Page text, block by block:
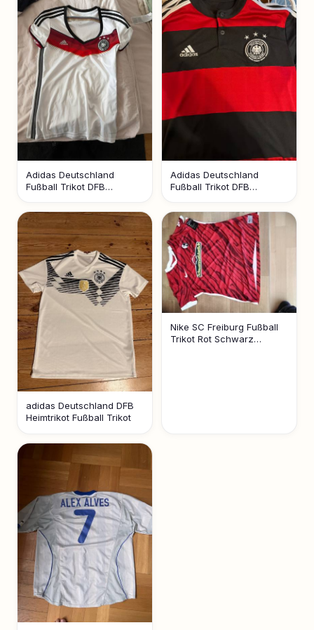
Adidas Deutschland
Fußball Trikot DFB
Schwarz
Adidas Deutschland
Fußball Trikot DFB
adidas Deutschland DFB
Heimtrikot Fußball Trikot
Nike SC Freiburg Fußball
Trikot Rot Schwarz